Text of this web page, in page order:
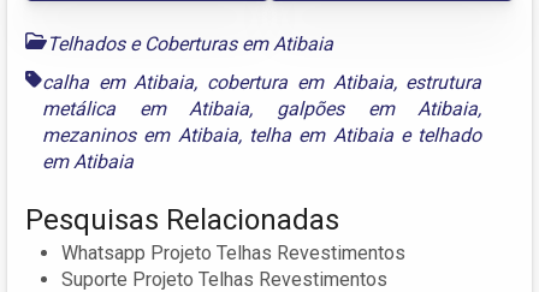
Telhados e Coberturas em Atibaia
calha em Atibaia, cobertura em Atibaia, estrutura
metálica em Atibaia, galpões em Atibaia,
mezaninos em Atibaia, telha em Atibaiae telhado
em Atibaia
Pesquisas Relacionadas
Whatsapp Projeto Telhas Revestimentos
Suporte Projeto Telhas Revestimentos